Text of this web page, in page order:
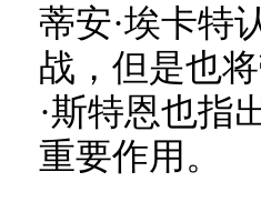
蒂安·埃卡特
战，但是也
·斯特恩也指
重要作用。